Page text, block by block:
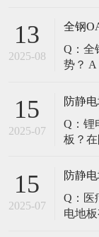
您必
点载
力）。 轻型机房（标准服务器/网络柜
单点载
13
2025-08
全钢
Q：全
势？
以下
轧钢
塑，
线：
15
2025-07
Q：锂
板？
环境
境要
证） •
15
2025-07
Q：医
电地